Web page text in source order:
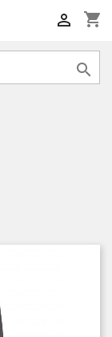
shopping_cart

